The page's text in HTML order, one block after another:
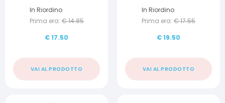
In Riordino
Prima era: €14.85
€17.50
VAI AL PRODOTTO
In Riordino
Prima era: €17.55
€19.50
VAI AL PRODOTTO